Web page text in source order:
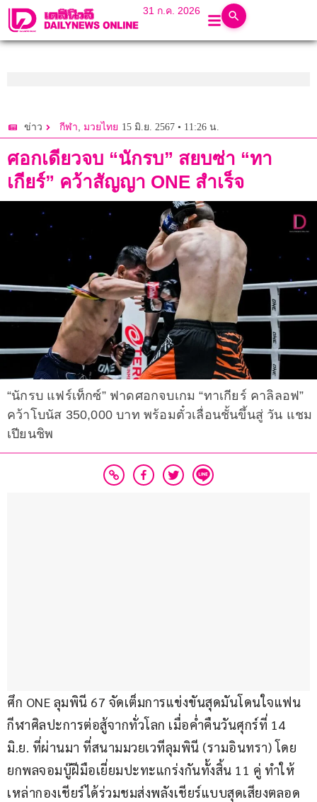
31 ก.ค. 2026
ข่าว กีฬา, มวยไทย 15 มิ.ย. 2567 • 11:26 น.
ศอกเดียวจบ “นักรบ” สยบซ่า “ทา
เกียร์” คว้าสัญญา ONE สำเร็จ
“นักรบ แฟร์เท็กซ์” ฟาดศอกจบเกม “ทาเกียร์ คาลิลอฟ”
คว้าโบนัส 350,000 บาท พร้อมตั๋วเลื่อนชั้นขึ้นสู่ วัน แชม
เปียนชิพ
ศึก ONE ลุมพินี 67 จัดเต็มการแข่งขันสุดมันโดนใจแฟน
กีฬาศิลปะการต่อสู้จากทั่วโลก เมื่อค่ำคืนวันศุกร์ที่ 14
มิ.ย. ที่ผ่านมา ที่สนามมวยเวทีลุมพินี (รามอินทรา) โดย
ยกพลจอมบู๊ฝีมือเยี่ยมปะทะแกร่งกันทั้งสิ้น 11 คู่ ทำให้
เหล่ากองเชียร์ได้ร่วมชมส่งพลังเชียร์แบบสุดเสียงตลอด